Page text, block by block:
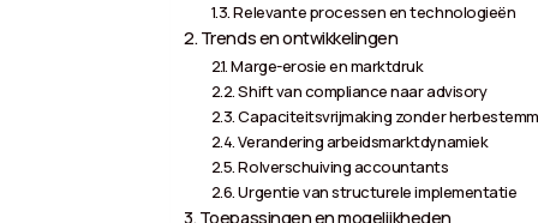
Relevante processen en technologieën
Trends en ontwikkelingen
Marge-erosie en marktdruk
Shift van compliance naar advisory
Capaciteitsvrijmaking zonder
Verandering arbeidsmarktdynamiek
Rolverschuiving accountants
Urgentie van structurele implementatie
Toepassingen en mogelijkheden